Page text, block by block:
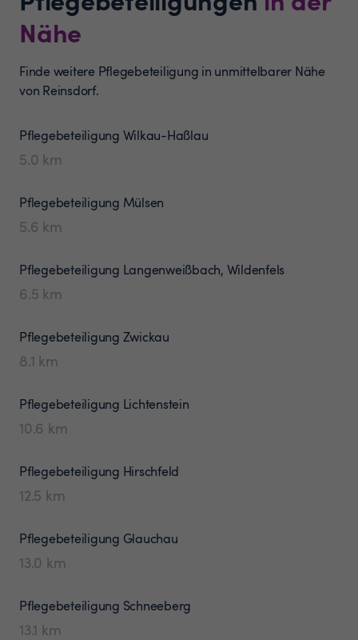
Nähe
Finde weitere Pflegebeteiligung in unmittelbarer Nähe
von Reinsdorf.
Pflegebeteiligung Wilkau-Haßlau
5.0 km
Pflegebeteiligung Mülsen
5.6 km
Pflegebeteiligung Langenweißbach, Wildenfels
6.5 km
Pflegebeteiligung Zwickau
8.1 km
Pflegebeteiligung Lichtenstein
10.6 km
Pflegebeteiligung Hirschfeld
12.5 km
Pflegebeteiligung Glauchau
13.0 km
Pflegebeteiligung Schneeberg
13.1 km